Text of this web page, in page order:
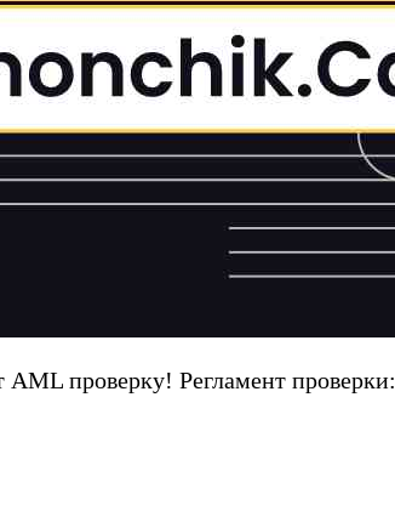
проверку! Регламент проверки: